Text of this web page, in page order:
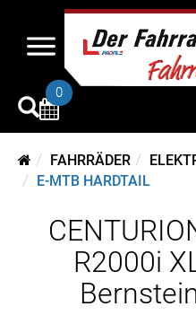
0
FAHRRÄDER
E-MTB HARDTAIL
R2000i